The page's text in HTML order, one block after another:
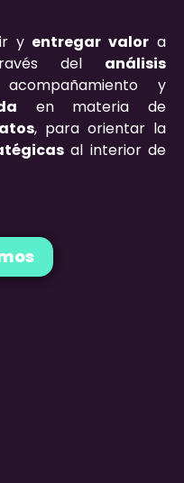
y entregar valor a
del análisis
y
en materia de
, para orientar la
al interior de